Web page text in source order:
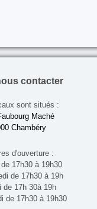
contacter
sont situés :
Maché
Chambéry
d'ouverture :
17h30 à 19h30
de 17h30 à 19h
de 17h 30à 19h
de 17h30 à 19h30